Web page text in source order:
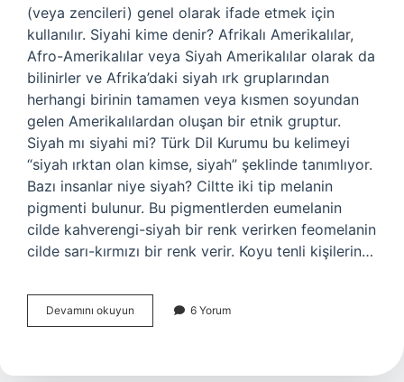
(veya zencileri) genel olarak ifade etmek için
kullanılır. Siyahi kime denir? Afrikalı Amerikalılar,
Afro-Amerikalılar veya Siyah Amerikalılar olarak da
bilinirler ve Afrika’daki siyah ırk gruplarından
herhangi birinin tamamen veya kısmen soyundan
gelen Amerikalılardan oluşan bir etnik gruptur.
Siyah mı siyahi mi? Türk Dil Kurumu bu kelimeyi
“siyah ırktan olan kimse, siyah” şeklinde tanımlıyor.
Bazı insanlar niye siyah? Ciltte iki tip melanin
pigmenti bulunur. Bu pigmentlerden eumelanin
cilde kahverengi-siyah bir renk verirken feomelanin
cilde sarı-kırmızı bir renk verir. Koyu tenli kişilerin…
Devamını okuyun
Tenli
Denir
6 Yorum